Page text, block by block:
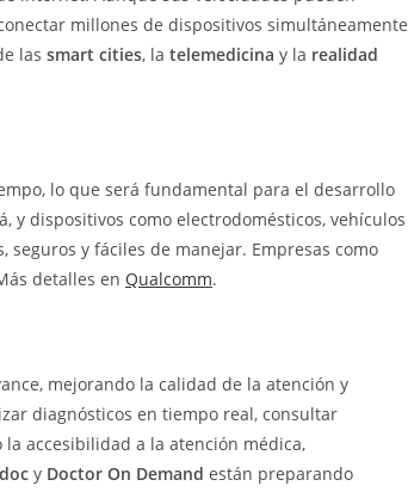
millones de dispositivos simultáneamente
las smart cities, la telemedicina y la realidad
lo que será fundamental para el desarrollo
y dispositivos como electrodomésticos, vehículos
seguros y fáciles de manejar. Empresas como
detalles en Qualcomm.
mejorando la calidad de la atención y
diagnósticos en tiempo real, consultar
accesibilidad a la atención médica,
y Doctor On Demand están preparando